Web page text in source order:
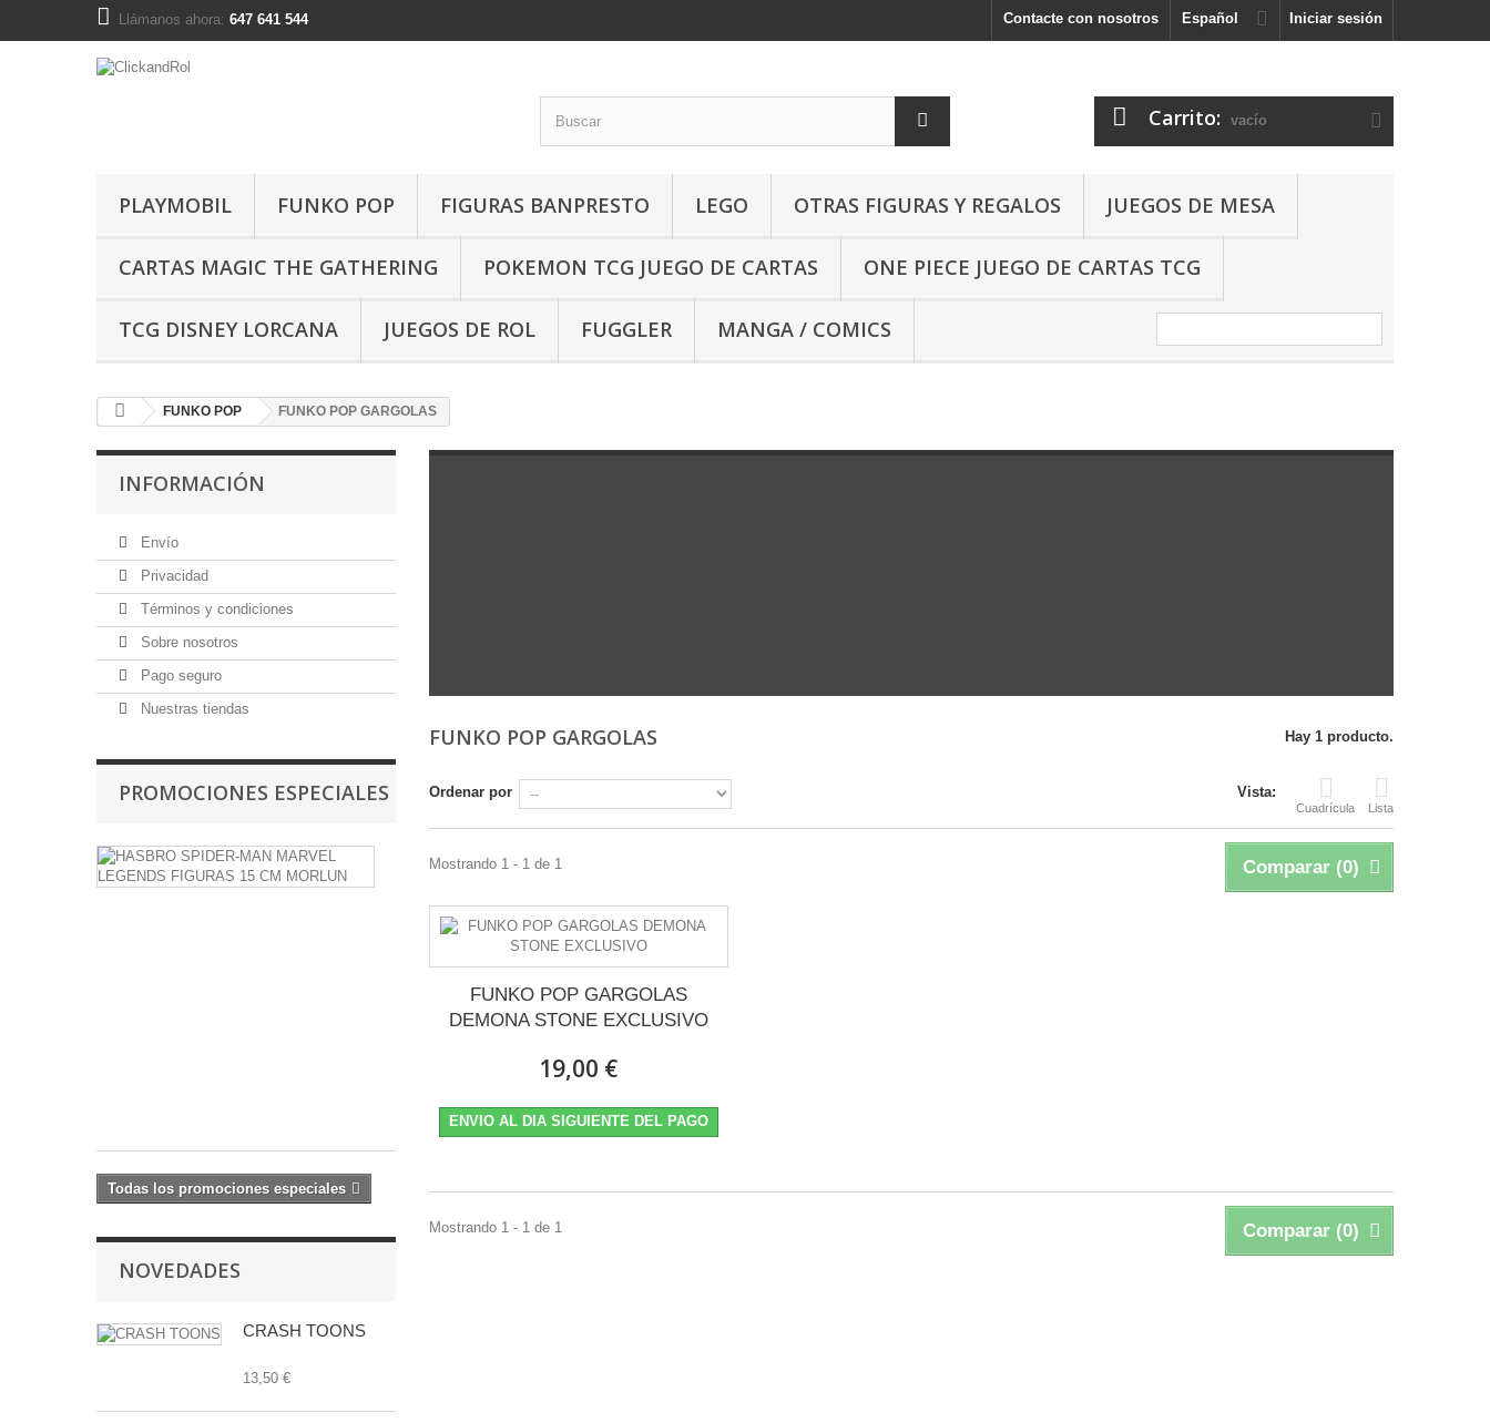
Iniciar sesión
Español
Contacte con nosotros
Llámanos ahora: 647 641 544
Carrito: vacío
PLAYMOBIL FUNKO POP FIGURAS BANPRESTO LEGO OTRAS FIGURAS Y REGALOS JUEGOS DE MESA
CARTAS MAGIC THE GATHERING POKEMON TCG JUEGO DE CARTAS ONE PIECE JUEGO DE CARTAS TCG
TCG DISNEY LORCANA JUEGOS DE ROL FUGGLER MANGA / COMICS
FUNKO POP FUNKO POP GARGOLAS
INFORMACIÓN
Envío
Privacidad
Términos y condiciones
Sobre nosotros
Pago seguro
Nuestras tiendas
PROMOCIONES ESPECIALES
SPIDER-
MARVEL
LEGENDS
MORLUN
Todas los promociones especiales
NOVEDADES
CRASH TOONS
13,50 €
FUNKO POP GARGOLAS Hay 1 producto.
Vista:
Cuadrícula Lista
Ordenar por
Comparar (0)
Mostrando 1 - 1 de 1
FUNKO POP GARGOLAS
DEMONA STONE EXCLUSIVO
19,00 €
ENVIO AL DIA SIGUIENTE DEL PAGO
Comparar (0)
Mostrando 1 - 1 de 1